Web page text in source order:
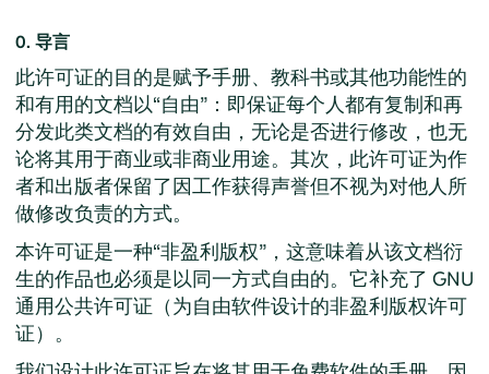
0. 导言
此许可证的目的是赋予手册、教科书或其他功能性的
和有用的文档以“自由”：即保证每个人都有复制和再
分发此类文档的有效自由，无论是否进行修改，也无
论将其用于商业或非商业用途。其次，此许可证为作
者和出版者保留了因工作获得声誉但不视为对他人所
做修改负责的方式。
本许可证是一种“非盈利版权”，这意味着从该文档衍
生的作品也必须是以同一方式自由的。它补充了 GNU
通用公共许可证（为自由软件设计的非盈利版权许可
证）。